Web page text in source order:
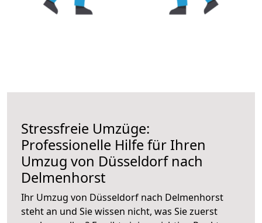
Stressfreie Umzüge:
Professionelle Hilfe für Ihren
Umzug von Düsseldorf nach
Delmenhorst
Ihr Umzug von Düsseldorf nach Delmenhorst
steht an und Sie wissen nicht, was Sie zuerst